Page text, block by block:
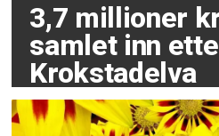
3,7 millioner
samlet inn
Krokstadelva